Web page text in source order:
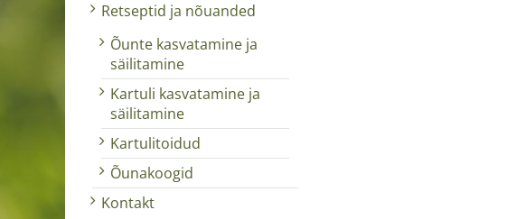
Retseptid ja nõuanded
Õunte kasvatamine ja
säilitamine
Kartuli kasvatamine ja
säilitamine
Kartulitoidud
Õunakoogid
Kontakt